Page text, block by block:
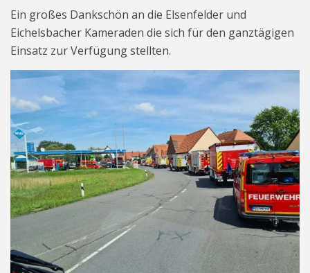
Ein großes Dankschön an die Elsenfelder und
Eichelsbacher Kameraden die sich für den ganztägigen
Einsatz zur Verfügung stellten.